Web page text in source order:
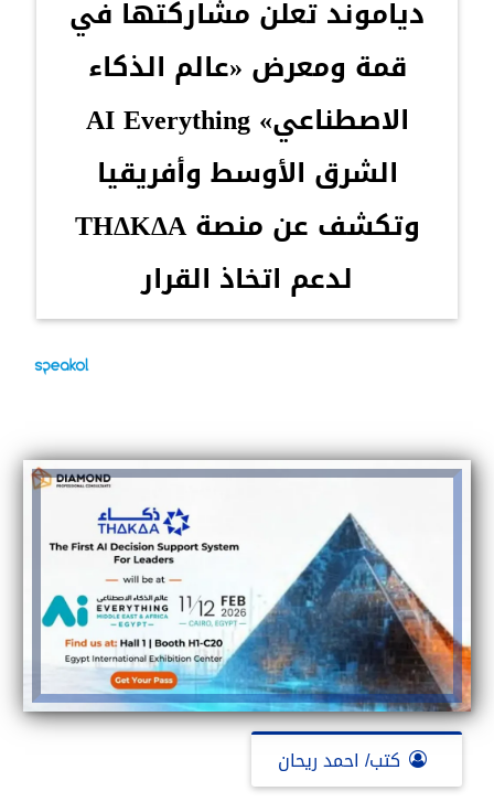
دياموند تعلن مشاركتها في
قمة ومعرض «عالم الذكاء
الاصطناعي» AI Everything
الشرق الأوسط وأفريقيا
وتكشف عن منصة THΔKΔA
لدعم اتخاذ القرار
كتب/ احمد ريحان